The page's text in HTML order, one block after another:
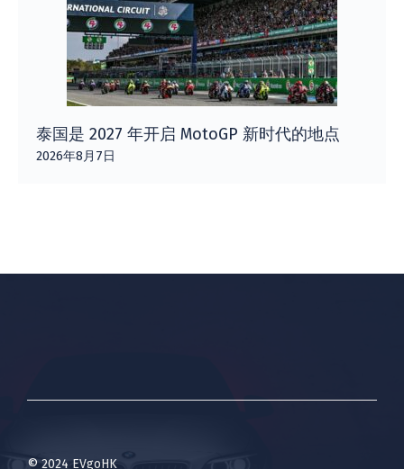
泰国是 2027 年开启 MotoGP 新时代的地点
2026年8月7日
© 2024 EVgoHK